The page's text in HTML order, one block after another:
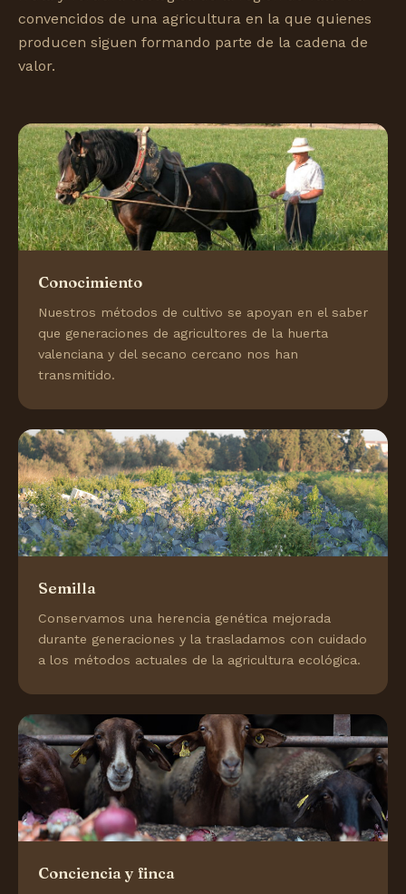
convencidos de una agricultura en la que quienes
producen siguen formando parte de la cadena de
valor.
Conocimiento
Nuestros métodos de cultivo se apoyan en el saber
que generaciones de agricultores de la huerta
valenciana y del secano cercano nos han
transmitido.
Semilla
Conservamos una herencia genética mejorada
durante generaciones y la trasladamos con cuidado
a los métodos actuales de la agricultura ecológica.
Conciencia y finca